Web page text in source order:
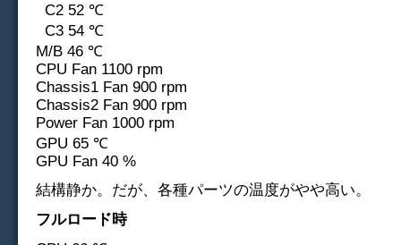
C2 52 ℃
C3 54 ℃
M/B 46 ℃
CPU Fan 1100 rpm
Chassis1 Fan 900 rpm
Chassis2 Fan 900 rpm
Power Fan 1000 rpm
GPU 65 ℃
GPU Fan 40 %
結構静か。だが、各種パーツの温度がやや高い。
フルロード時